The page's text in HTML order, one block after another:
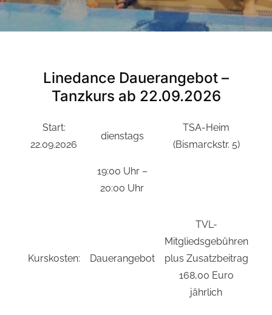
Linedance Dauerangebot –
Tanzkurs ab 22.09.2026
Start:
22.09.2026
dienstags
TSA-Heim
(Bismarckstr. 5)
19:00 Uhr –
20:00 Uhr
Kurskosten: Dauerangebot
TVL-
Mitgliedsgebühren
plus Zusatzbeitrag
168,00 Euro
jährlich